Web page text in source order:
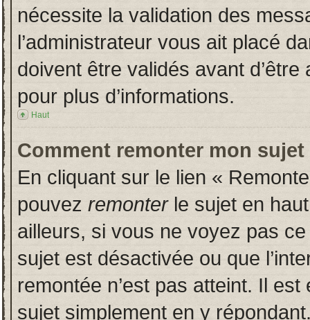
nécessite la validation des
l’administrateur vous ait placé
doivent être validés avant
pour plus d’informations.
Haut
Comment remonter mon sujet
En cliquant sur le lien «
pouvez remonterle sujet en
ailleurs, si vous ne voyez pas
sujet est désactivée ou que
remontée n’est pas atteint. Il
sujet simplement en y